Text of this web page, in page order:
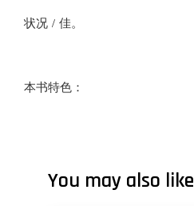
状况 / 佳。
本书特色：
You may also like